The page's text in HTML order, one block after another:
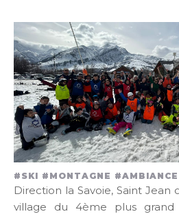
#SKI #MONTAGNE
Direction la Savoie, Saint Jean
village du 4ème plus grand